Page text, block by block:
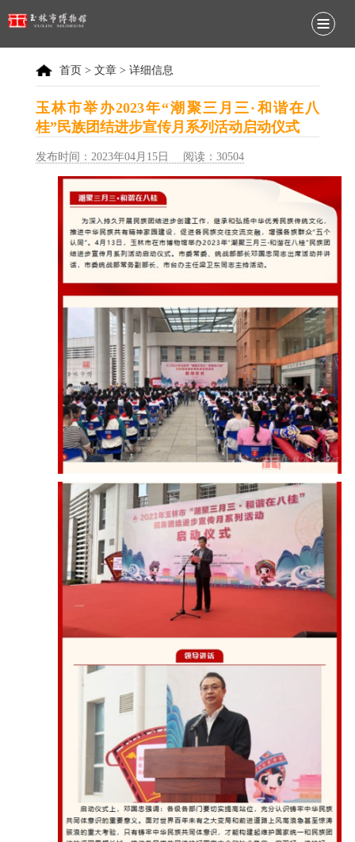
首页 > 文章> 详细信息
玉林市举办2023年“潮聚三月三·和谐在八
桂”民族团结进步宣传月系列活动启动仪式
发布时间：2023年04月15日 阅读：30504